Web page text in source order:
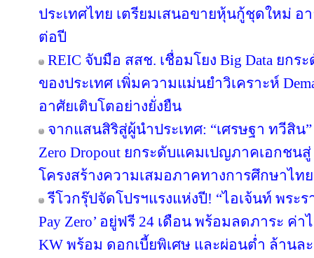
ประเทศไทย เตรียมเสนอขายหุ้นกู้ชุดใหม่ อ
ต่อปี
REIC จับมือ สสช. เชื่อมโยง Big Data ยก
ของประเทศ เพิ่มความแม่นยำวิเคราะห์
อาศัยเติบโตอย่างยั่งยืน
จากแสนสิริสู่ผู้นำประเทศ: “เศรษฐา ทวีสิน
Zero Dropout ยกระดับแคมเปญภาคเอกชน
โครงสร้างความเสมอภาคทางการศึกษาไทย
รีโวกรุ๊ปจัดโปรฯแรงแห่งปี! “ไอเจ้นท์ พระร
Pay Zero’ อยู่ฟรี 24 เดือน พร้อมลดภาระ ค่
KW พร้อม ดอกเบี้ยพิเศษ และผ่อนต่ำ ล้านล